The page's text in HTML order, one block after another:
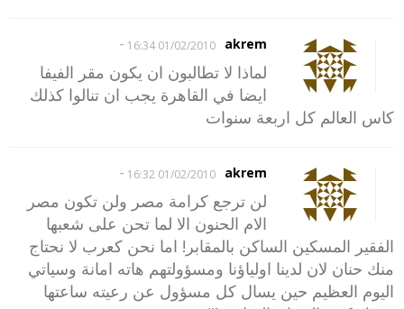
akrem
01/02/2010 16:34
-
لماذا لا تطالبون ان يكون مقر الفيفا
ايضا في القاهرة يجب ان تنالوا كذلك
كاس العالم كل اربعة سنوات
akrem
01/02/2010 16:32
-
لن ترجع كرامة مصر ولن تكون مصر
الام الحنون الا لما تحن على شعبها
الفقير المسكين الساكن بالمقابر! اما نحن كعرب لا نحتاج
منك حنان لان لدينا اولياؤنا ومسؤولتهم هاته امانة وسياتي
اليوم العظيم حين يسال كل مسؤول عن رعيته ساعتها